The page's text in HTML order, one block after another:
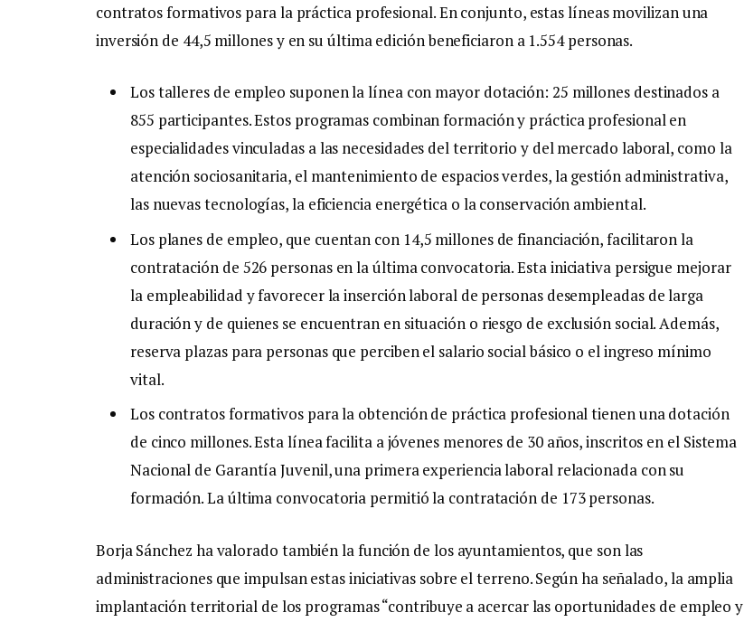
contratos formativos para la práctica profesional. En conjunto, estas líneas movilizan una
inversión de 44,5 millones y en su última edición beneficiaron a 1.554 personas.
Los talleres de empleo suponen la línea con mayor dotación: 25 millones destinados a
855 participantes. Estos programas combinan formación y práctica profesional en
especialidades vinculadas a las necesidades del territorio y del mercado laboral, como la
atención sociosanitaria, el mantenimiento de espacios verdes, la gestión administrativa,
las nuevas tecnologías, la eficiencia energética o la conservación ambiental.
Los planes de empleo, que cuentan con 14,5 millones de financiación, facilitaron la
contratación de 526 personas en la última convocatoria. Esta iniciativa persigue mejorar
la empleabilidad y favorecer la inserción laboral de personas desempleadas de larga
duración y de quienes se encuentran en situación o riesgo de exclusión social. Además,
reserva plazas para personas que perciben el salario social básico o el ingreso mínimo
vital.
Los contratos formativos para la obtención de práctica profesional tienen una dotación
de cinco millones. Esta línea facilita a jóvenes menores de 30 años, inscritos en el Sistema
Nacional de Garantía Juvenil, una primera experiencia laboral relacionada con su
formación. La última convocatoria permitió la contratación de 173 personas.
Borja Sánchez ha valorado también la función de los ayuntamientos, que son las
administraciones que impulsan estas iniciativas sobre el terreno. Según ha señalado, la amplia
implantación territorial de los programas “contribuye a acercar las oportunidades de empleo y